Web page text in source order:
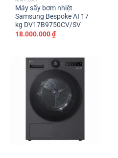
Máy sấy bơm nhiệt
Samsung Bespoke AI 17
kg DV17B9750CV/SV
18.000.000₫